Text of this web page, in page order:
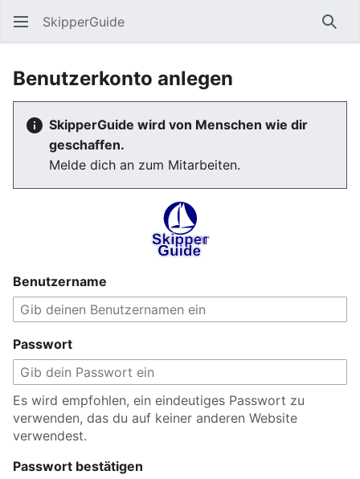
SkipperGuide
Benutzerkonto anlegen
SkipperGuide wird von Menschen wie dir
geschaffen.
Melde dich an zum Mitarbeiten.
Benutzername
Passwort
Es wird empfohlen, ein eindeutiges Passwort zu
verwenden, das du auf keiner anderen Website
verwendest.
Passwort bestätigen